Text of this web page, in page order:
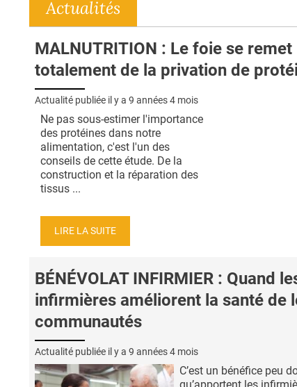
Actualités
MALNUTRITION : Le foie se remet
totalement de la privation de
Actualité publiée il y a 9 années 4 mois
Ne pas sous-estimer l'importance
des protéines dans notre
alimentation, c'est l'un des
conseils de cette étude. De la
construction et la réparation des
tissus ...
LIRE LA SUITE
BÉNÉVOLAT INFIRMIER : Quand
infirmières améliorent la santé de
communautés
Actualité publiée il y a 9 années 4 mois
C’est un bénéfice peu